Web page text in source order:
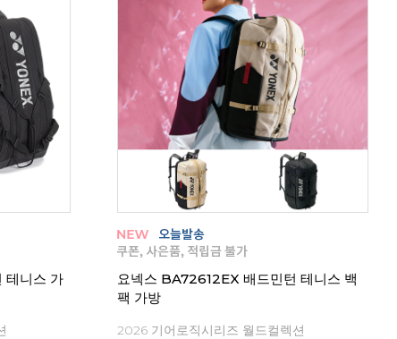
테니스 가
요넥스 BA72612EX 배드민턴 테니스 백
팩 가방
2026 기어로직시리즈 월드컬렉션